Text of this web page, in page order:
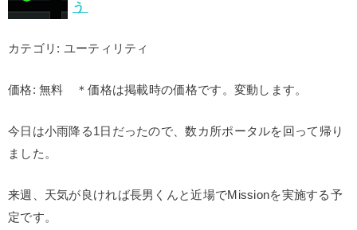
う
カテゴリ: ユーティリティ
価格: 無料 ＊価格は掲載時の価格です。変動します。
今日は小雨降る1日だったので、数カ所ポータルを回って帰り
ました。
来週、天気が良ければ長男くんと近場でMissionを実施する予
定です。